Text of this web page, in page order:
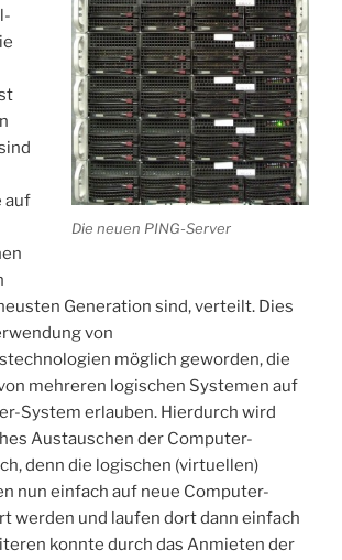
Die neuen PING-Server
auf
Generation sind, verteilt. Dies
von
möglich geworden, die
mehreren logischen Systemen auf
System erlauben. Hierdurch wird
Austauschen der Computer-
denn die logischen (virtuellen)
nun einfach auf neue Computer-
werden und laufen dort dann einfach
konnte durch das Anmieten der